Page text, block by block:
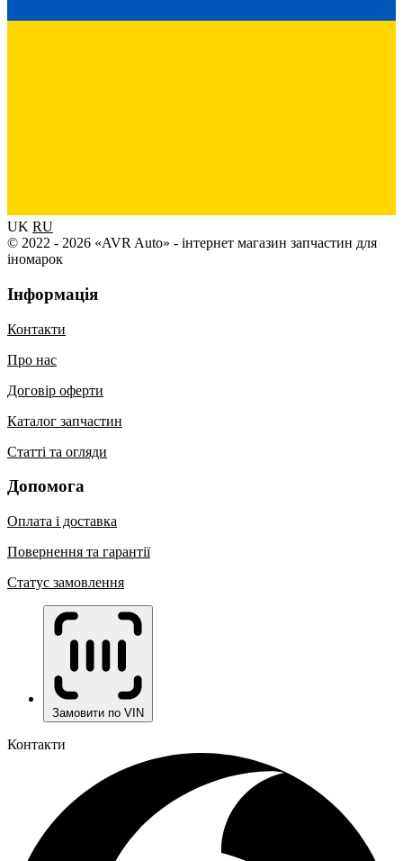
UK RU
© 2022 - 2026 «AVR Auto» - інтернет магазин запчастин для
іномарок
Інформація
Контакти
Про нас
Договір оферти
Каталог запчастин
Статті та огляди
Допомога
Оплата і доставка
Повернення та гарантії
Статус замовлення
Замовити по VIN
Контакти